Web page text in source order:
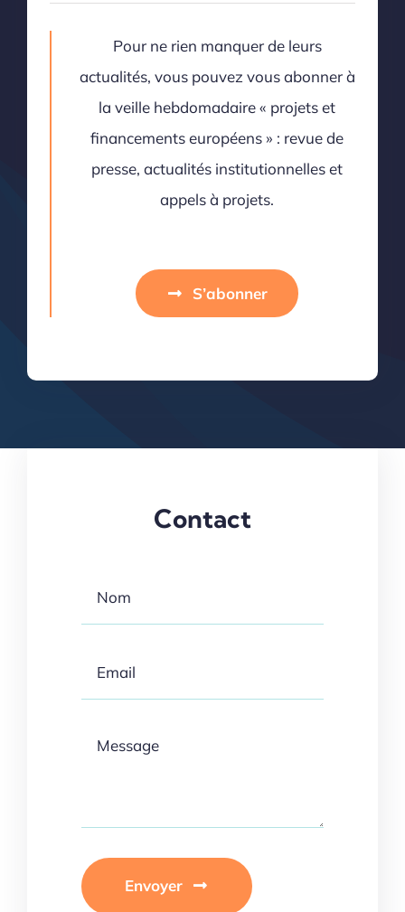
Pour ne rien manquer de leurs
actualités, vous pouvez vous abonner à
la veille hebdomadaire « projets et
financements européens » : revue de
presse, actualités institutionnelles et
appels à projets.
S’abonner
Contact
Envoyer